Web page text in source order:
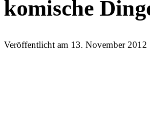
komische
Veröffentlicht am 13. November 2012